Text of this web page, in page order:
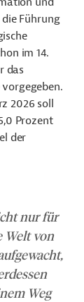
Führung
im 14.
das
2026 soll
Prozent
der
nur für
Welt von
Weg